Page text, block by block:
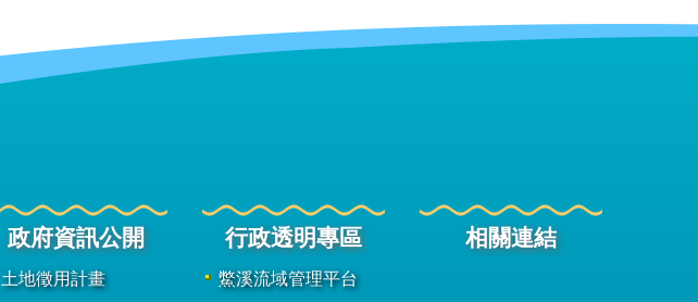
政府資訊公開
土地徵用計畫
行政透明專區
鱉溪流域管理平台
相關連結